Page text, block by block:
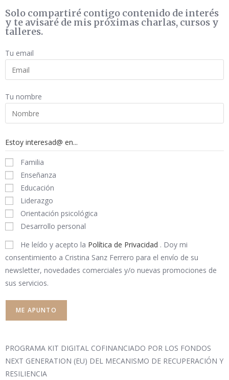
Solo compartiré contigo contenido de interés
y te avisaré de mis próximas charlas, cursos y
talleres.
Tu email
Tu nombre
Estoy interesad@ en...
Familia
Enseñanza
Educación
Liderazgo
Orientación psicológica
Desarrollo personal
He leído y acepto la Política de Privacidad . Doy mi
consentimiento a Cristina Sanz Ferrero para el envío de su
newsletter, novedades comerciales y/o nuevas promociones de
sus servicios.
PROGRAMA KIT DIGITAL COFINANCIADO POR LOS FONDOS
NEXT GENERATION (EU) DEL MECANISMO DE RECUPERACIÓN Y
RESILIENCIA